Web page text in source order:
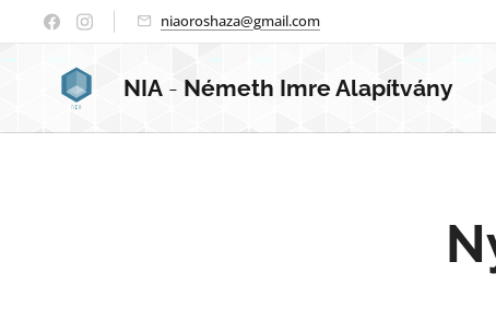
niaoroshaza@gmail.com
NIA - Németh Imre Alapítvány